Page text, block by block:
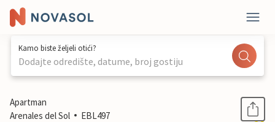
Kamo biste željeli otići?
Dodajte odredište, datume, broj gostiju
1 / 28
Apartman
Arenales del Sol
EBL497